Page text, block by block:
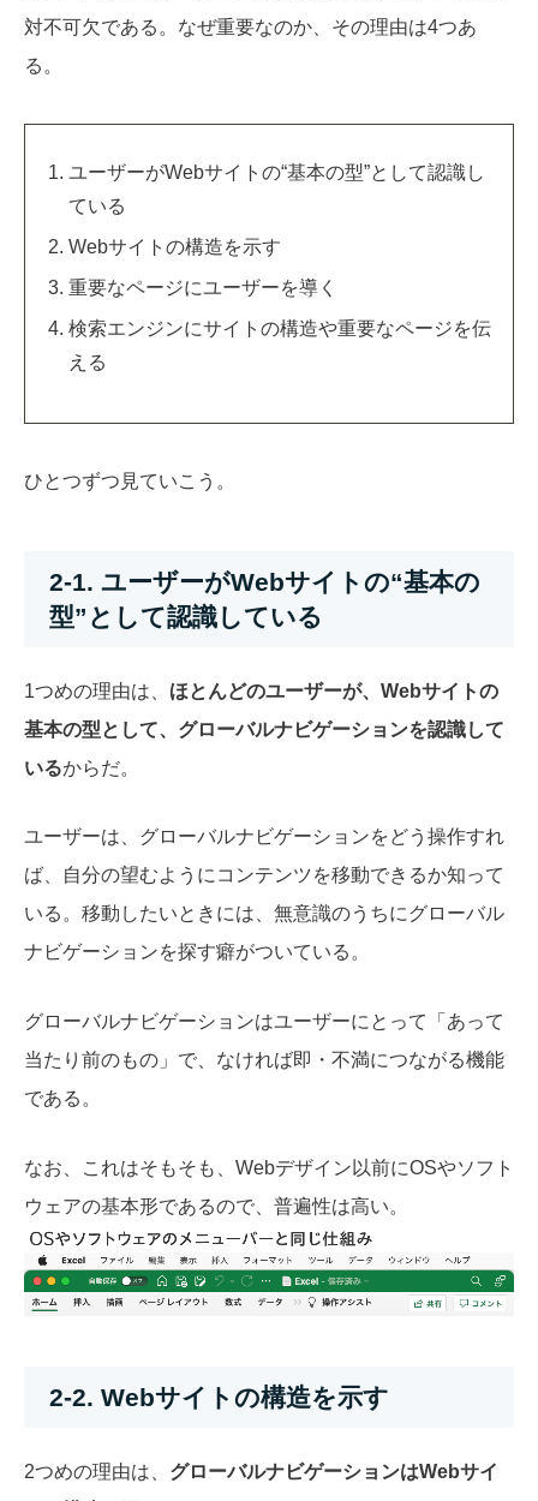
対不可欠である。なぜ重要なのか、その理由は4つあ
る。
ユーザーがWebサイトの“基本の型”として認識し
ている
Webサイトの構造を示す
重要なページにユーザーを導く
検索エンジンにサイトの構造や重要なページを伝
える
ひとつずつ見ていこう。
2-1. ユーザーがWebサイトの“基本の
型”として認識している
1つめの理由は、 ほとんどのユーザーが、Webサイトの
基本の型として、グローバルナビゲーションを認識して
いるからだ。
ユーザーは、グローバルナビゲーションをどう操作すれ
ば、自分の望むようにコンテンツを移動できるか知って
いる。移動したいときには、無意識のうちにグローバル
ナビゲーションを探す癖がついている。
グローバルナビゲーションはユーザーにとって「あって
当たり前のもの」で、なければ即・不満につながる機能
である。
なお、これはそもそも、Webデザイン以前にOSやソフト
ウェアの基本形であるので、普遍性は高い。
2-2. Webサイトの構造を示す
2つめの理由は、 グローバルナビゲーションはWebサイ